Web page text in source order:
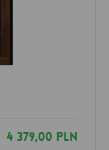
4 379,00 PLN